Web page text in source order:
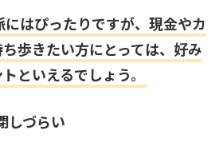
はぴったりですが、現金やカ
歩きたい方にとっては、好み
といえるでしょう。
しづらい